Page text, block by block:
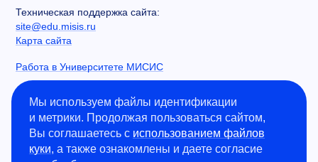
Техническая поддержка сайта:
site@edu.misis.ru
Карта сайта
Работа в Университете МИСИС
Информация о закупках
Противодействие коррупции
Политика конфиденциальности
Мы используем файлы идентификации
и метрики. Продолжая пользоваться сайтом,
Вы соглашаетесь с использованием файлов
куки, а также ознакомлены и даете согласие